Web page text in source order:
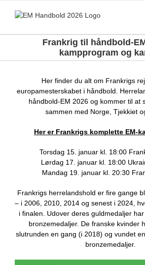
Frankrig til håndbold-
kampprogram og
Her finder du alt om Frankrigs
europamesterskabet i håndbold.
håndbold-EM 2026 og kommer til at
sammen med Norge, Tjekkiet
Her er Frankrigs komplette EM-
Torsdag 15. januar kl. 18:00
Lørdag 17. januar kl. 18:00
Mandag 19. januar kl. 20:30
Frankrigs herrelandshold er fire gange
– i 2006, 2010, 2014 og senest i 2024,
i finalen. Udover deres guldmedaljer
bronzemedaljer. De franske kvinder
slutrunden en gang (i 2018) og vundet
bronzemedaljer.